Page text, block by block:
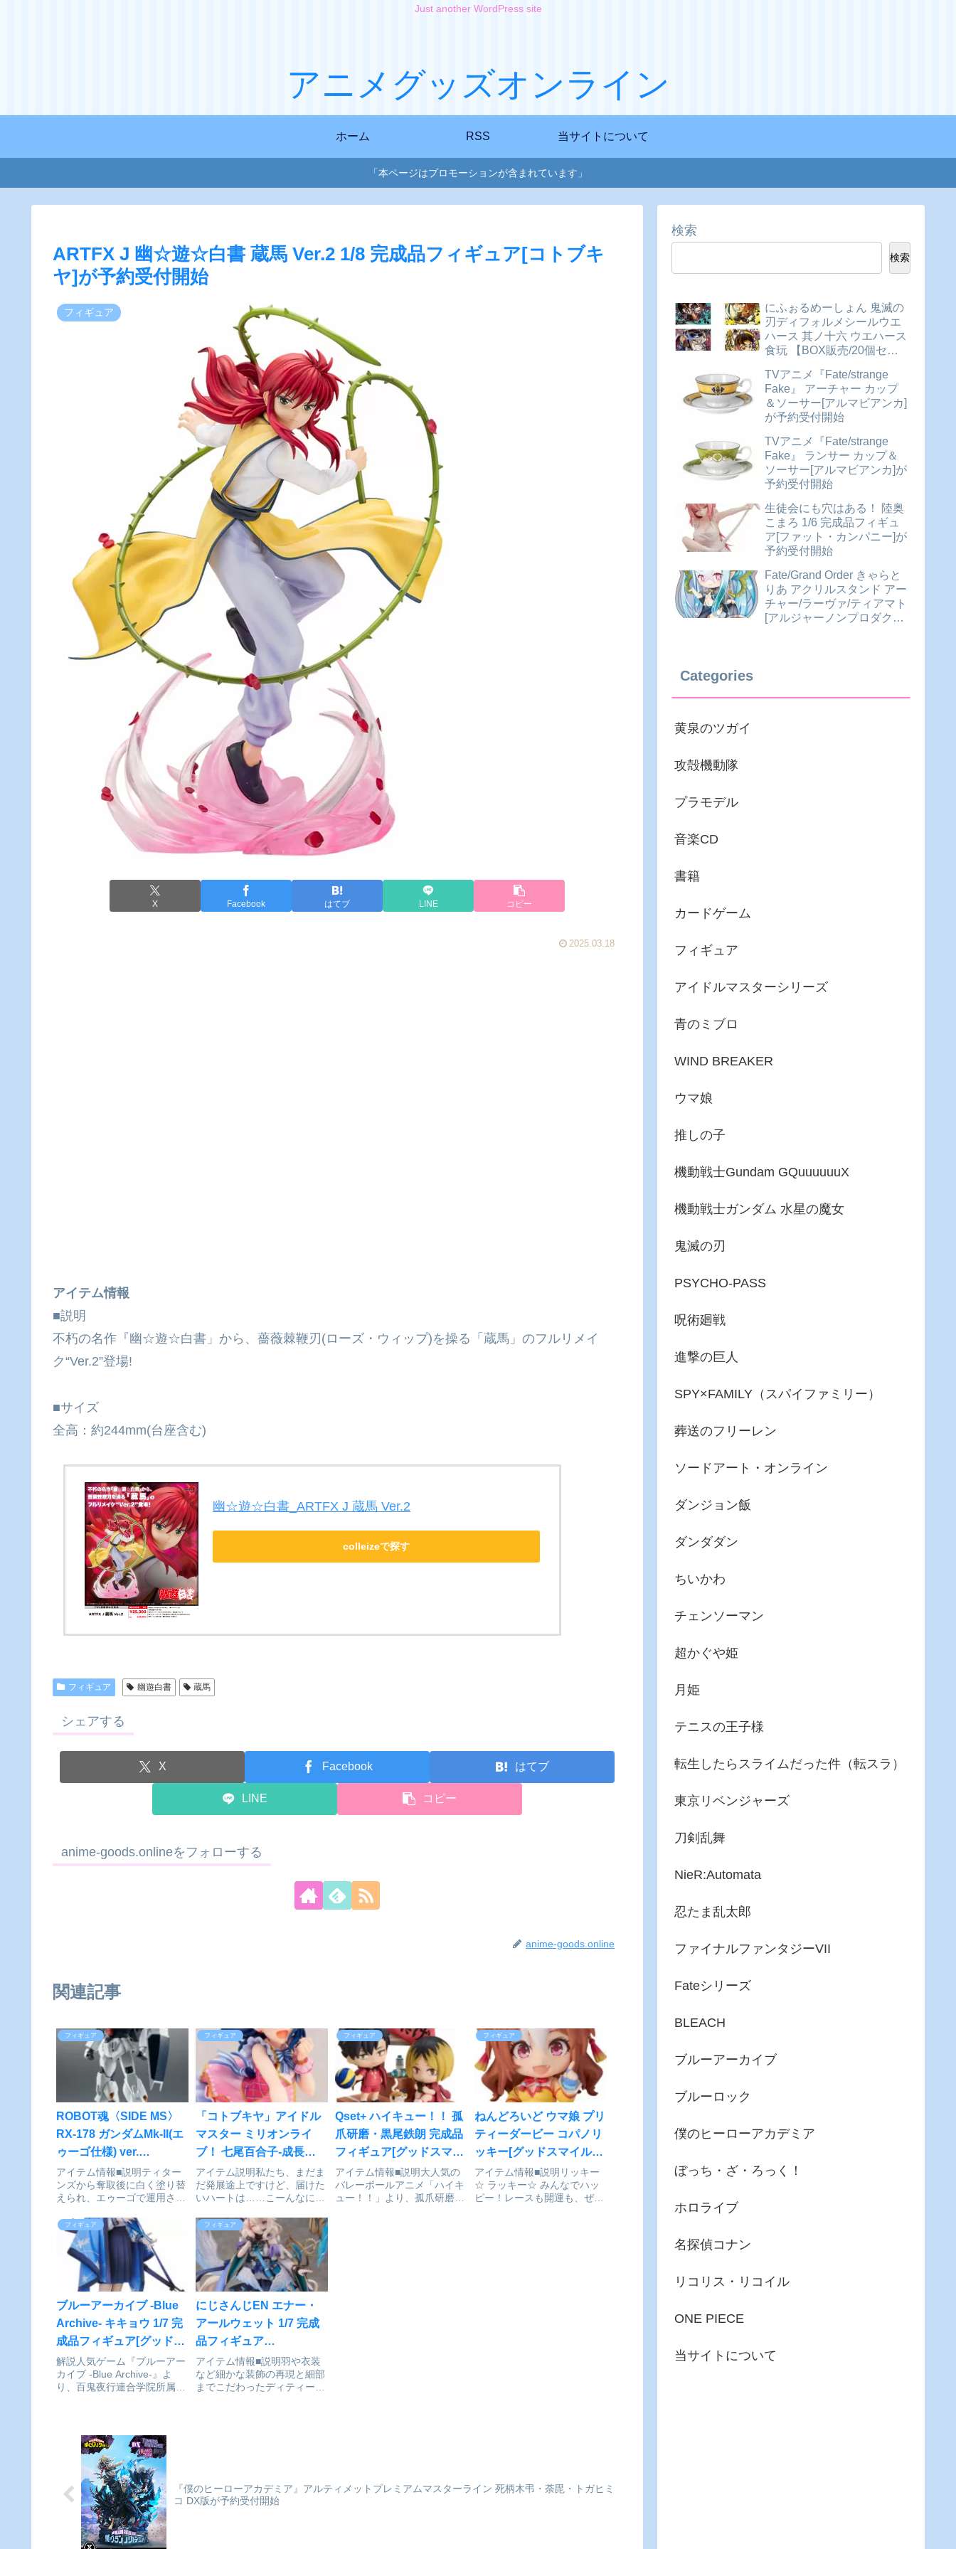
Just another WordPress site
アニメグッズオンライン
ホーム RSS 当サイトについて
「本ページはプロモーションが含まれています」
ARTFX J 幽☆遊☆白書 蔵馬 Ver.2 1/8 完成品フィギュア[コトブキ
ヤ]が予約受付開始
フィギュア
X Facebook はてブ LINE コピー
2025.03.18
アイテム情報
■説明
不朽の名作『幽☆遊☆白書」から、薔薇棘鞭刃(ローズ・ウィップ)を操る「蔵馬」のフルリメイ
ク“Ver.2”登場!
■サイズ
全高：約244mm(台座含む)
幽☆遊☆白書_ARTFX J 蔵馬 Ver.2
colleizeで探す
フィギュア 幽遊白書 蔵馬
シェアする
X Facebook はてブ
LINE コピー
anime-goods.onlineをフォローする
anime-goods.online
関連記事
フィギュア
ROBOT魂〈SIDE MS〉
RX-178 ガンダムMk-II(エ
ゥーゴ仕様) ver.
A.N.I.M.E.『機動戦士Zガ
ンダム』[BANDAI
SPIRITS]が予約受付開始
アイテム情報■説明ティター
ンズから奪取後に白く塗り替
えられ、エゥーゴで運用され
無く発揮され、エゥーゴの象
徴となった「白いガンダム」
が多彩なオプションと共に
ver. A.N.I.M.E.に登場！ティ
ターンズがRX-...
フィギュア
「コトブキヤ」アイドル
マスター ミリオンライ
ブ！ 七尾百合子-成長
Chu→LOVER！！- 1/8
完成品フィギュアが予約
受付開始
アイテム説明私たち、まだま
だ発展途上ですけど、届けた
いハートは……こーんなに、
マスター ミリオンライブ！』
より、ちょっぴり夢見がちな
文学少女、七尾百合子がフィ
ギュアになって登場！『アイ
ドルマスター ミリオンライ
ブ！...
フィギュア
Qset+ ハイキュー！！ 孤
爪研磨・黒尾鉄朗 完成品
フィギュア[グッドスマイ
ルアーツ上海]が予約受付
中
アイテム情報■説明大人気の
バレーボールアニメ「ハイキ
ュー！！」より、孤爪研磨と
フィギュア
ねんどろいど ウマ娘 プリ
ティーダービー コパノリ
ッキー[グッドスマイルカ
ンパニー]が予約受付中
アイテム情報■説明リッキー
☆ ラッキー☆ みんなでハッ
ピー！レースも開運も、ぜー
フィギュア
ブルーアーカイブ -Blue
Archive- キキョウ 1/7 完
成品フィギュア[グッドス
マイルカンパニー]が予約
受付開始
解説人気ゲーム『ブルーアー
カイブ -Blue Archive-』よ
り、百鬼夜行連合学院所属、
静に情報を分析するクールな
表情や、凛とした立ち姿を忠
実に再現いたしまし...
フィギュア
にじさんじEN エナー・
アールウェット 1/7 完成
品フィギュア
[ANYCOLOR]が予約受付
中
アイテム情報■説明羽や衣装
など細かな装飾の再現と細部
までこだわったディティー
『僕の​ヒーローアカデミア』アルティメットプレミアムマスターライン 死柄木弔・荼毘・トガヒミ
コ DX版が予約受付開始
検索
検索
にふぉるめーしょん 鬼滅の
刃ディフォルメシールウエ
ハース 其ノ十六 ウエハース
食玩 【BOX販売/20個セッ
TVアニメ『Fate/strange
Fake』 アーチャー カップ
＆ソーサー[アルマビアンカ]
が予約受付開始
TVアニメ『Fate/strange
Fake』 ランサー カップ＆
ソーサー[アルマビアンカ]が
予約受付開始
生徒会にも穴はある！ 陸奥
こまろ 1/6 完成品フィギュ
ア[ファット・カンパニー]が
予約受付開始
Fate/Grand Order きゃらと
りあ アクリルスタンド アー
チャー/ラーヴァ/ティアマト
[アルジャーノンプロダクト]
Categories
黄泉のツガイ
攻殻機動隊
プラモデル
音楽CD
書籍
カードゲーム
フィギュア
アイドルマスターシリーズ
青のミブロ
WIND BREAKER
ウマ娘
推しの子
機動戦士Gundam GQuuuuuuX
機動戦士ガンダム 水星の魔女
鬼滅の刃
PSYCHO-PASS
呪術廻戦
進撃の巨人
SPY×FAMILY（スパイファミリー）
葬送のフリーレン
ソードアート・オンライン
ダンジョン飯
ダンダダン
ちいかわ
チェンソーマン
超かぐや姫
月姫
テニスの王子様
転生したらスライムだった件（転スラ）
東京リベンジャーズ
刀剣乱舞
NieR:Automata
忍たま乱太郎
ファイナルファンタジーVII
Fateシリーズ
BLEACH
ブルーアーカイブ
ブルーロック
僕のヒーローアカデミア
ぼっち・ざ・ろっく！
ホロライブ
名探偵コナン
リコリス・リコイル
ONE PIECE
当サイトについて